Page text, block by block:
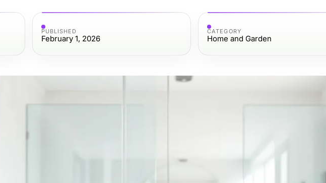
PUBLISHED
February 1, 2026
CATEGORY
Home and Garden